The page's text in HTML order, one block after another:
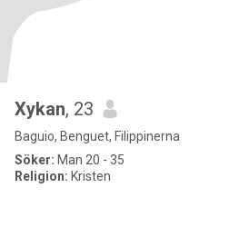
Xykan, 23
Baguio, Benguet, Filippinerna
Söker: Man 20 - 35
Religion: Kristen